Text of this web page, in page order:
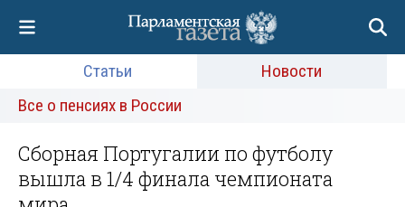
Статьи
Новости
Все о пенсиях в России
Сборная Португалии по футболу
вышла в 1/4 финала чемпионата